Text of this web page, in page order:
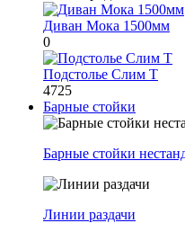
Диван Мока 1500мм
0
Подстолье Слим Т
4725
Барные стойки
Барные стойки
Линии раздачи